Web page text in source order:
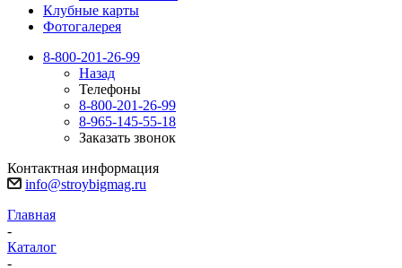
Клубные карты
Фотогалерея
8-800-201-26-99
Назад
Телефоны
8-800-201-26-99
8-965-145-55-18
Заказать звонок
Контактная информация
info@stroybigmag.ru
Главная
-
Каталог
-